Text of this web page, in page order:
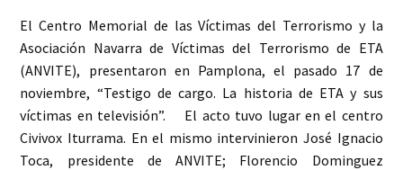
El Centro Memorial de las Víctimas del Terrorismo y la
Asociación Navarra de Víctimas del Terrorismo de ETA
(ANVITE), presentaron en Pamplona, el pasado 17 de
noviembre, “Testigo de cargo. La historia de ETA y sus
víctimas en televisión”. El acto tuvo lugar en el centro
Civivox Iturrama. En el mismo intervinieron José Ignacio
Toca, presidente de ANVITE; Florencio Dominguez